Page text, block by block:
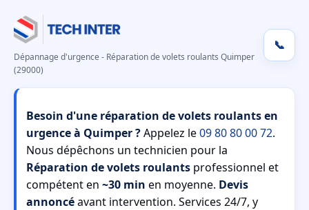
Dépannage d'urgence - Réparation de volets roulants Quimper
(29000)
📞
Besoin d'une réparation de volets roulants en
urgence à Quimper ?Appelez le09 80 80 00 72.
Nous dépêchons un technicien pour la
Réparation de volets roulants professionnel et
compétent en ~30 min en moyenne. Devis
annoncéavant intervention. Services 24/7, y